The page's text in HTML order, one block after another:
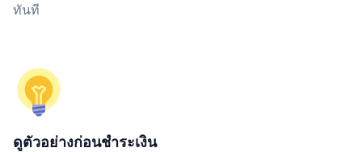
ทันที
ดูตัวอย่างก่อนชำระเงิน